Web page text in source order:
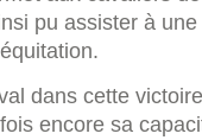
pu assister à
dans cette
encore sa